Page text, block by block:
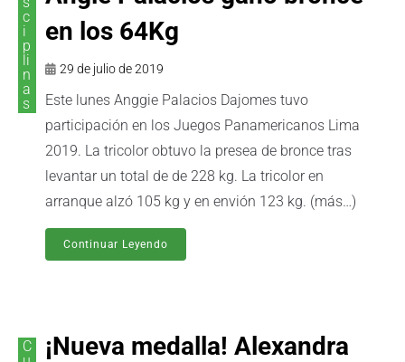
c
i
p
li
n
a
s
en los 64Kg
29 de julio de 2019
Este lunes Anggie Palacios Dajomes tuvo
participación en los Juegos Panamericanos Lima
2019. La tricolor obtuvo la presea de bronce tras
levantar un total de de 228 kg. La tricolor en
arranque alzó 105 kg y en envión 123 kg. (más…)
Continuar Leyendo
C
¡Nueva medalla! Alexandra